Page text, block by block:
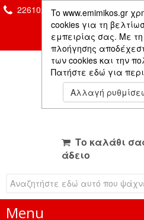
To www.emimikos.gr
cookies για τη
εμπειρίας σας. Με τη
πλοήγησης
των cookies και την
Πατήστε εδώ για
Αλλαγή
2261026435 & 2261081666
Το καλάθι
άδειο
Menu